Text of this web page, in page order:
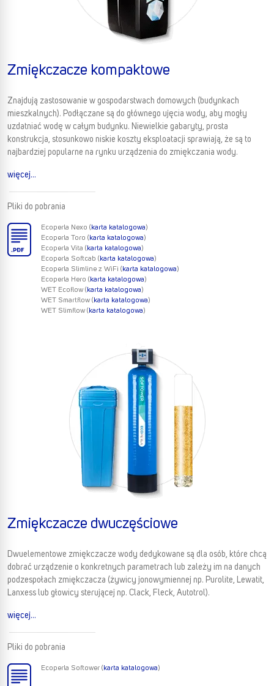
Zmiękczacze kompaktowe
Znajdują zastosowanie w gospodarstwach domowych (budynkach
mieszkalnych). Podłączane są do głównego ujęcia wody, aby mogły
uzdatniać wodę w całym budynku. Niewielkie gabaryty, prosta
konstrukcja, stosunkowo niskie koszty eksploatacji sprawiają, że są to
najbardziej popularne na rynku urządzenia do zmiękczania wody.
więcej...
Pliki do pobrania
Ecoperla Nexo ( karta katalogowa)
Ecoperla Toro ( karta katalogowa)
Ecoperla Vita ( karta katalogowa)
Ecoperla Softcab ( karta katalogowa)
Ecoperla Slimline z WiFi ( karta katalogowa)
Ecoperla Hero ( karta katalogowa)
WET Ecoflow ( karta katalogowa)
WET Smartflow ( karta katalogowa)
WET Slimflow ( karta katalogowa)
Zmiękczacze dwuczęściowe
Dwuelementowe zmiękczacze wody dedykowane są dla osób, które chcą
dobrać urządzenie o konkretnych parametrach lub zależy im na danych
podzespołach zmiękczacza (żywicy jonowymiennej np. Purolite, Lewatit,
Lanxess lub głowicy sterującej np. Clack, Fleck, Autotrol).
więcej...
Pliki do pobrania
Ecoperla Softower ( karta katalogowa)